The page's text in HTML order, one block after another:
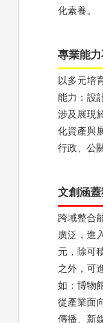
化素養。
專業能
以多元培
能力：設
涉及展現
化資產與
行政、公
文創涵
跨域整合
廣泛，進
元，除可
之外，可
如：博物
從產業面
傳播、新